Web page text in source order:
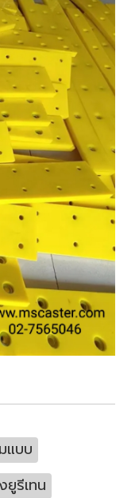
แบบ
ยูรีเทน